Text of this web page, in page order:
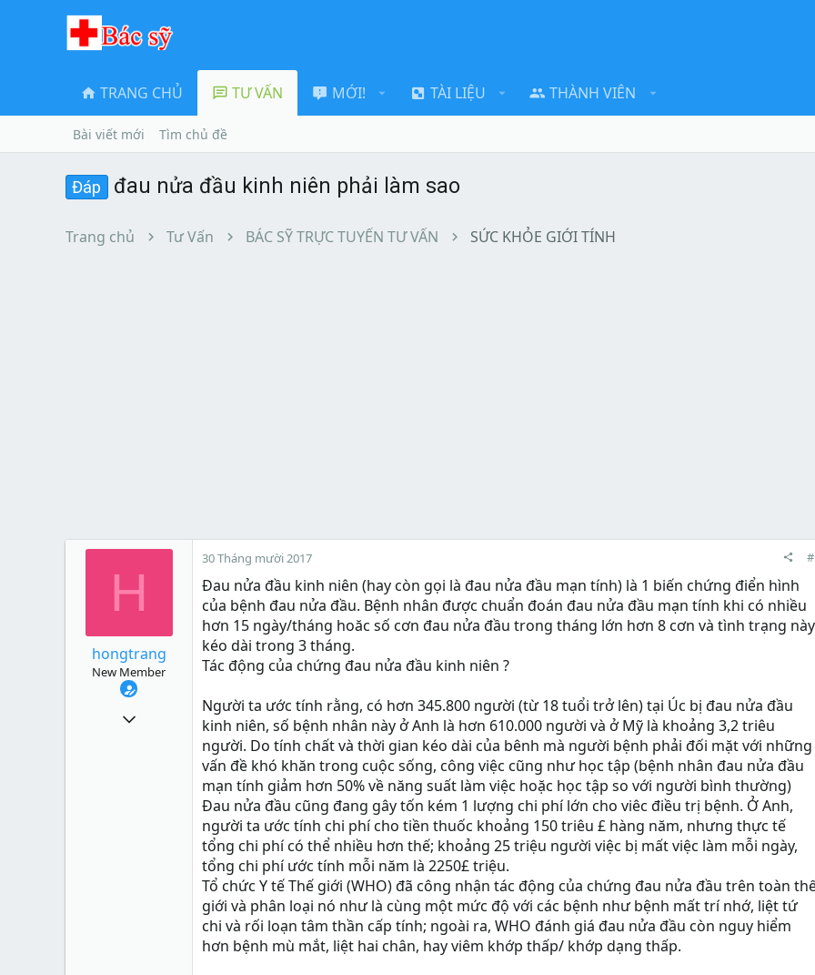
TRANG CHỦ TƯ VẤN MỚI! TÀI LIỆU THÀNH VIÊN
Bài viết mới Tìm chủ đề
Đáp đau nửa đầu kinh niên phải làm sao
Trang chủ Tư Vấn BÁC SỸ TRỰC TUYẾN TƯ VẤN SỨC KHỎE GIỚI TÍNH
H
hongtrang
New Member
30 Tháng mười 2017
Đau nửa đầu kinh niên (hay còn gọi là đau nửa đầu mạn tính) là 1 biến chứng điển hình
của bệnh đau nửa đầu. Bệnh nhân được chuẩn đoán đau nửa đầu mạn tính khi có nhiều
hơn 15 ngày/tháng hoăc số cơn đau nửa đầu trong tháng lớn hơn 8 cơn và tình trạng này
kéo dài trong 3 tháng.
Tác động của chứng đau nửa đầu kinh niên ?
Người ta ước tính rằng, có hơn 345.800 người (từ 18 tuổi trở lên) tại Úc bị đau nửa đầu
kinh niên, số bệnh nhân này ở Anh là hơn 610.000 người và ở Mỹ là khoảng 3,2 triêu
người. Do tính chất và thời gian kéo dài của bênh mà người bệnh phải đối mặt với những
vấn đề khó khăn trong cuộc sống, công việc cũng như học tập (bệnh nhân đau nửa đầu
mạn tính giảm hơn 50% về năng suất làm việc hoặc học tập so với người bình thường)
Đau nửa đầu cũng đang gây tốn kém 1 lượng chi phí lớn cho viêc điều trị bệnh. Ở Anh,
người ta ước tính chi phí cho tiền thuốc khoảng 150 triêu £ hàng năm, nhưng thực tế
tổng chi phí có thể nhiều hơn thế; khoảng 25 triệu người việc bị mất việc làm mỗi ngày,
tổng chi phí ước tính mỗi năm là 2250£ triệu.
Tổ chức Y tế Thế giới (WHO) đã công nhận tác động của chứng đau nửa đầu trên toàn
giới và phân loại nó như là cùng một mức độ với các bệnh như bệnh mất trí nhớ, liệt tứ
chi và rối loạn tâm thần cấp tính; ngoài ra, WHO đánh giá đau nửa đầu còn nguy hiểm
hơn bệnh mù mắt, liệt hai chân, hay viêm khớp thấp/ khớp dạng thấp.